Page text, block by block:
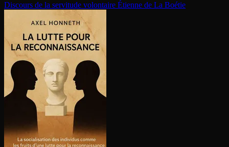
Discours de la servitude volontaire Étienne de La Boétie